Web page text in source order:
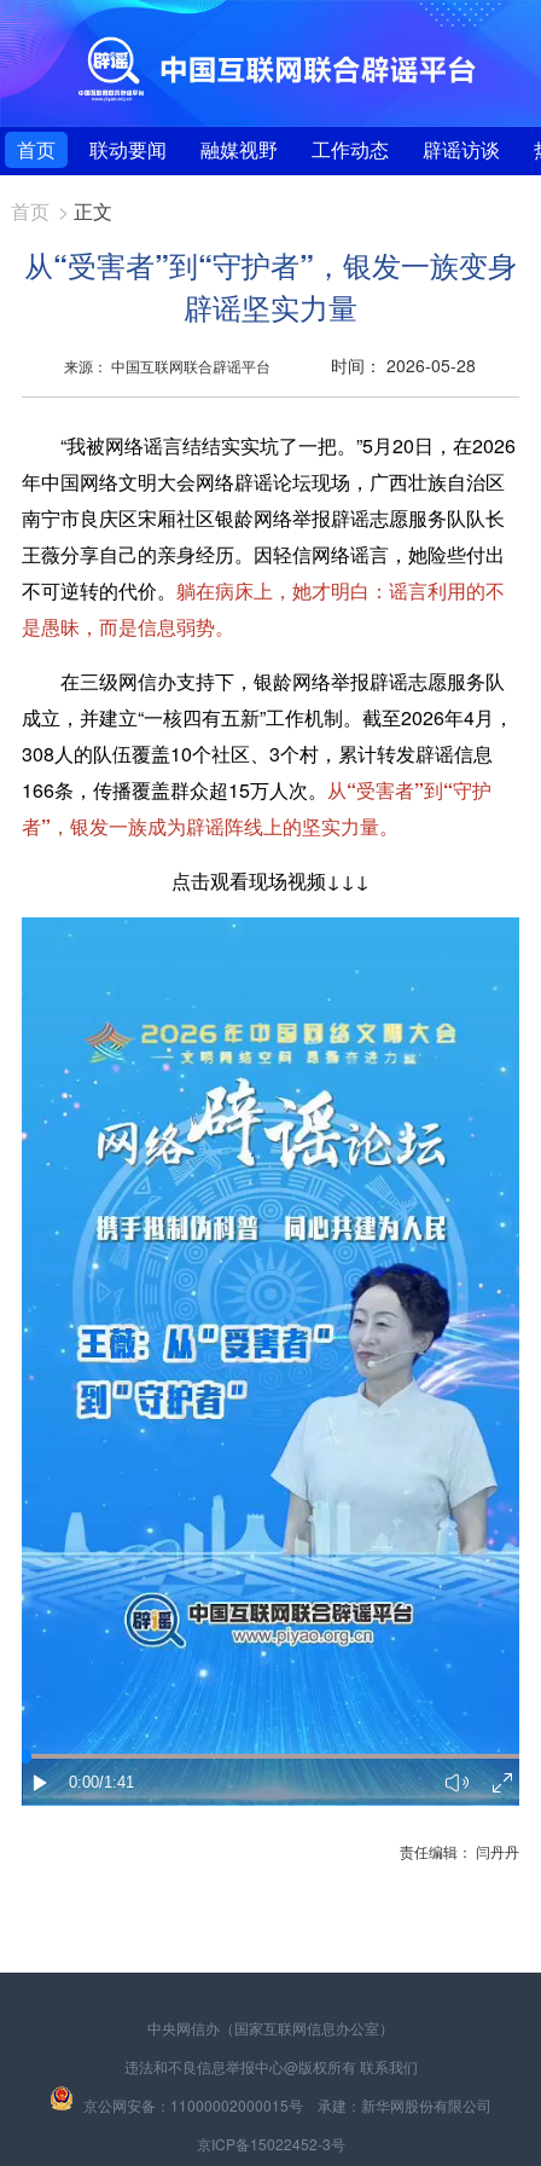
首页 联动要闻 融媒视野 工作动态 辟谣访谈
首页 > 正文
从“受害者”到“守护者”，银发一族变身
辟谣坚实力量
来源： 中国互联网联合辟谣平台 时间： 2026-05-28
“我被网络谣言结结实实坑了一把。”5月20日，在2026
年中国网络文明大会网络辟谣论坛现场，广西壮族自治区
南宁市良庆区宋厢社区银龄网络举报辟谣志愿服务队队长
王薇分享自己的亲身经历。因轻信网络谣言，她险些付出
不可逆转的代价。 躺在病床上，她才明白：谣言利用的不
是愚昧，而是信息弱势。
在三级网信办支持下，银龄网络举报辟谣志愿服务队
成立，并建立“一核四有五新”工作机制。截至2026年4月，
308人的队伍覆盖10个社区、3个村，累计转发辟谣信息
166条，传播覆盖群众超15万人次。 从“受害者”到“守护
者”，银发一族成为辟谣阵线上的坚实力量。
点击观看现场视频↓↓↓
0:00/1:41
责任编辑： 闫丹丹
中央网信办（国家互联网信息办公室）
违法和不良信息举报中心@版权所有 联系我们
京公网安备：11000002000015号 承建：新华网股份有限公司
京ICP备15022452-3号